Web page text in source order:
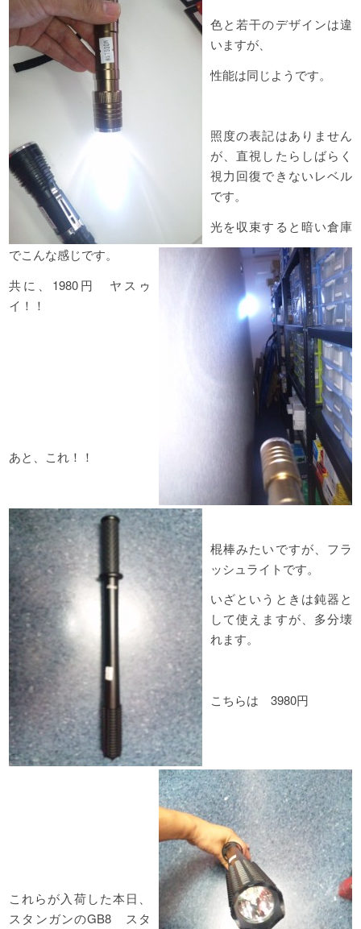
色と若干のデザインは違
いますが、
性能は同じようです。
照度の表記はありません
が、直視したらしばらく
視力回復できないレベル
です。
光を収束すると暗い倉庫
でこんな感じです。
共に、1980円 ヤスゥ
イ！！
あと、これ！！
棍棒みたいですが、フラ
ッシュライトです。
いざというときは鈍器と
して使えますが、多分壊
れます。
こちらは 3980円
これらが入荷した本日、
スタンガンのGB8 スタ